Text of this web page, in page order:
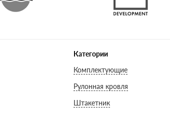
Категории
Комплектующие
Рулонная кровля
Штакетник